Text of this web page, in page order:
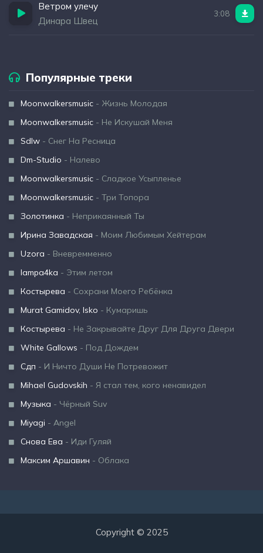
Ветром улечу
Динара Швец
3:08
Популярные треки
Moonwalkersmusic - Жизнь Молодая
Moonwalkersmusic - Не Искушай Меня
Sdlw - Снег На Ресница
Dm-Studio - Налево
Moonwalkersmusic - Сладкое Усыпленье
Moonwalkersmusic - Три Топора
Золотинка - Неприкаянный Ты
Ирина Завадская - Моим Любимым Хейтерам
Uzora - Вневремменно
lampa4ka - Этим летом
Костырева - Сохрани Моего Ребёнка
Murat Gamidov, Isko - Кумаришь
Костырева - Не Закрывайте Друг Для Друга Двери
White Gallows - Под Дождем
Сдп - И Ничто Души Не Потревожит
Mihael Gudovskih - Я стал тем, кого ненавидел
Музыка - Чёрный Suv
Miyagi - Angel
Снова Ева - Иди Гуляй
Максим Аршавин - Облака
Copyright © 2025